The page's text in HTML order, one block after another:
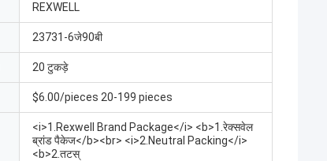
REXWELL
23731-6जे90बी
20 टुकड़े
$6.00/pieces 20-199 pieces
<i>1.Rexwell Brand Package</i> <b>1.रेक्सवेल
ब्रांड पैकेज</b><br> <i>2.Neutral Packing</i>
<b>2.तटस्